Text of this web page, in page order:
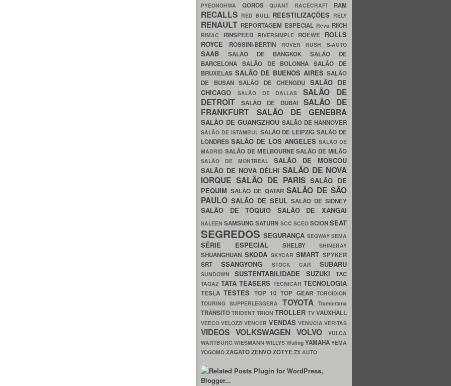
PYEONGHWA QOROS QUANT RACECRAFT RAM
RECALLS RED BULL REESTILIZAÇÕES RELY
RENAULT REPORTAGEM ESPECIAL Reva RIICH
RIMAC RINSPEED RIVERSIMPLE ROEWE ROLLS
ROYCE
ROSSINI-BERTIN ROVER RUSH S-AUTO
SAAB SALÃO DE BANGKOKSALÃO DE
BARCELONA SALÃO DE BOLONHASALÃO DE
BRUXELAS SALÃO DE BUENOS AIRES SALÃO
DE BUSAN SALÃO DE CHENGDU SALÃO DE
CHICAGO
SALÃO DE DALLASSALÃO DE
DETROIT
SALÃO DE DUBAI SALÃO DE
FRANKFURT SALÃO DE GENEBRA
SALÃO DE GUANGZHOU SALÃO DE HANNOVER
SALÃO DE ISTAMBUL SALÃO DE LEIPZIGSALÃO DE
LONDRESSALÃO DE LOS ANGELES SALÃO DE
MADRID SALÃO DE MELBOURNESALÃO DE MILÃO
SALÃO DE MONTREAL SALÃO DE MOSCOU
SALÃO DE NOVA DÉLHI SALÃO DE NOVA
IORQUE SALÃO DE PARISSALÃO DE
PEQUIM SALÃO DE QATARSALÃO DE SÃO
PAULO SALÃO DE SEUL SALÃO DE SIDNEY
SALÃO DE TÓQUIO SALÃO DE XANGAI
SALEENSAMSUNGSATURN SCC SCEO SCIONSEAT
SEGREDOSSEGURANÇA SEGWAYSEMA
SÉRIE ESPECIAL SHELBY SHINERAY
SHUANGHUAN SKODA SKYCARSMART SPYKER
SRTSSANGYONG STOCK CAR SUBARU
SUNDOWNSUSTENTABILIDADE SUZUKITAC
TAGAZ TATA TEASERS TECNICAR TECNOLOGIA
TESLATESTES TOP 10TOP GEARTOROIDION
TOURING SUPPERLEGGERA TOYOTATramontana
TRÂNSITOTRIDENT TRIONTROLLER TVVAUXHALL
VEECOVELOZZIVENCER VENDAS VENUCIAVERITAS
VIDEOS VOLKSWAGEN VOLVO
VULCA
WARTBURG WIESMANN WILLYS Wuling YAMAHA YEMA
YOGOMO ZAGATOZENVOZOTYE ZX AUTO